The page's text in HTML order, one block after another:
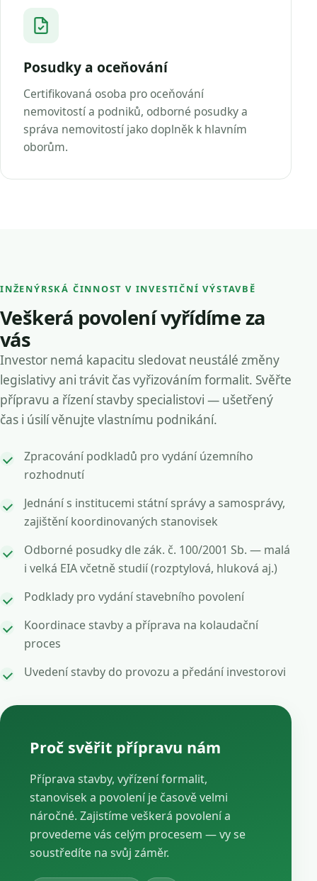
Posudky a oceňování
Certifikovaná osoba pro oceňování
nemovitostí a podniků, odborné posudky a
správa nemovitostí jako doplněk k hlavním
oborům.
INŽENÝRSKÁ ČINNOST V INVESTIČNÍ VÝSTAVBĚ
Veškerá povolení vyřídíme za
vás
Investor nemá kapacitu sledovat neustálé změny
legislativy ani trávit čas vyřizováním formalit. Svěřte
přípravu a řízení stavby specialistovi — ušetřený
čas i úsilí věnujte vlastnímu podnikání.
Zpracování podkladů pro vydání územního
rozhodnutí
Jednání s institucemi státní správy a samosprávy,
zajištění koordinovaných stanovisek
Odborné posudky dle zák. č. 100/2001 Sb. — malá
i velká EIA včetně studií (rozptylová, hluková aj.)
Podklady pro vydání stavebního povolení
Koordinace stavby a příprava na kolaudační
proces
Uvedení stavby do provozu a předání investorovi
Proč svěřit přípravu nám
Příprava stavby, vyřízení formalit,
stanovisek a povolení je časově velmi
náročné. Zajistíme veškerá povolení a
provedeme vás celým procesem — vy se
soustředíte na svůj záměr.